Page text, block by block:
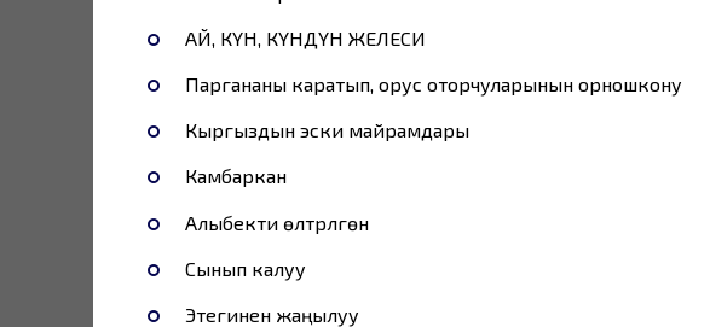
АЙ, КҮН, КҮНДҮН ЖЕЛЕСИ
Паргананы каратып, орус оторчуларынын орношкону
Кыргыздын эски майрамдары
Камбаркан
Алыбекти өлтүрүлгөнү
Сынып калуу
Этегинен жаңылуу